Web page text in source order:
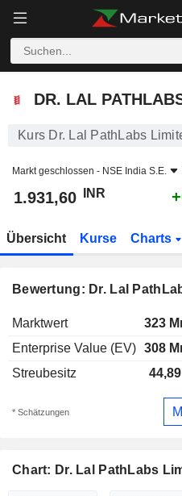
DR. LAL
Kurs Dr. Lal PathLabs
Markt geschlossen - NSE India S.E.
1.931,60 INR
Übersicht Kurse Charts
Bewertung: Dr. Lal
Marktwert 323
Enterprise Value (EV) 308
Streubesitz
* Schätzungen
Chart: Dr. Lal PathLabs